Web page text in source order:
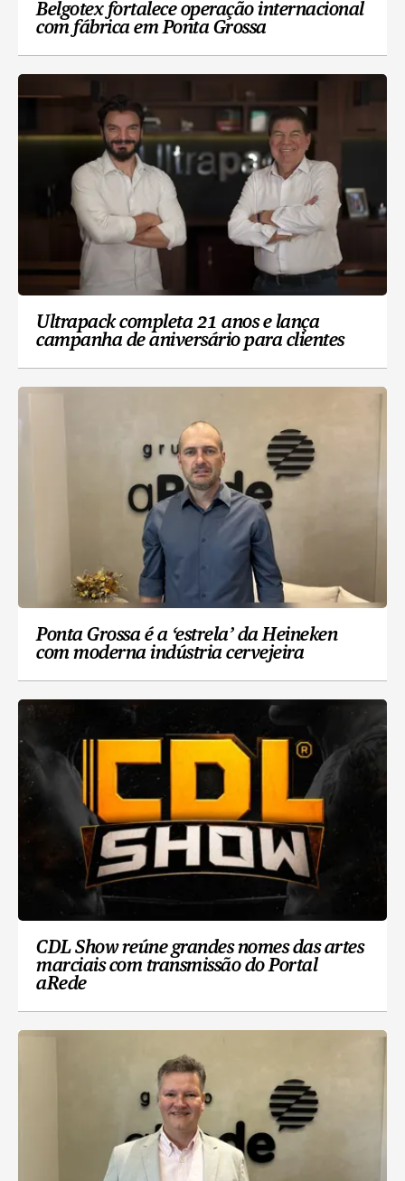
Belgotex fortalece operação internacional
com fábrica em Ponta Grossa
Ultrapack completa 21 anos e lança
campanha de aniversário para clientes
Ponta Grossa é a ‘estrela’ da Heineken
com moderna indústria cervejeira
CDL Show reúne grandes nomes das artes
marciais com transmissão do Portal
aRede